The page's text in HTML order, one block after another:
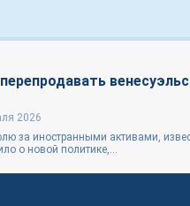
2026
за иностранными активами,
о новой политике,...